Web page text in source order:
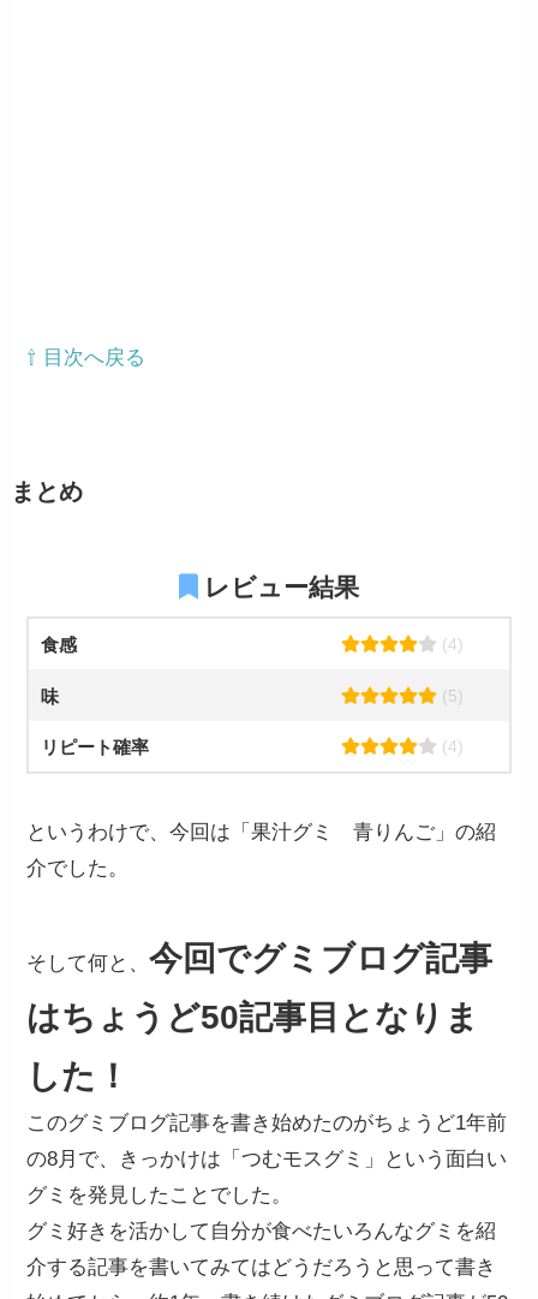
⇧ 目次へ戻る
まとめ
レビュー結果
食感 (4)
味 (5)
リピート確率 (4)
というわけで、今回は「果汁グミ 青りんご」の紹
介でした。
そして何と、今回でグミブログ記事
はちょうど50記事目となりま
した！
このグミブログ記事を書き始めたのがちょうど1年前
の8月で、きっかけは「つむモスグミ」という面白い
グミを発見したことでした。
グミ好きを活かして自分が食べたいろんなグミを紹
介する記事を書いてみてはどうだろうと思って書き